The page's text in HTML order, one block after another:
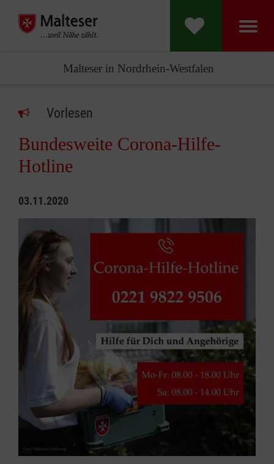
Malteser in Nordrhein-Westfalen
Vorlesen
Bundesweite Corona-Hilfe-
Hotline
03.11.2020